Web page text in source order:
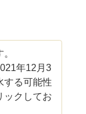
年12月3
する可能性
ックしてお